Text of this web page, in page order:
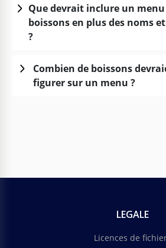
Que devrait inclure un menu
boissons en plus des noms
?
Combien de boissons
figurer sur un menu ?
LEGALE
Licences de